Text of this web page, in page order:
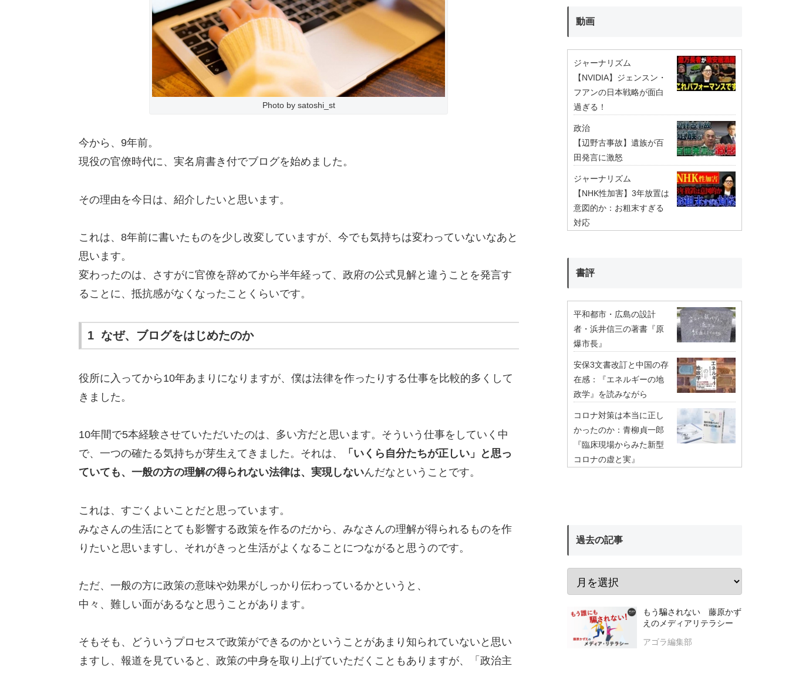
Photo by satoshi_st
今から、9年前。
現役の官僚時代に、実名肩書き付でブログを始めました。
その理由を今日は、紹介したいと思います。
これは、8年前に書いたものを少し改変していますが、今でも気持ちは変わっていないなあと
思います。
変わったのは、さすがに官僚を辞めてから半年経って、政府の公式見解と違うことを発言す
ることに、抵抗感がなくなったことくらいです。
1 なぜ、ブログをはじめたのか
役所に入ってから10年あまりになりますが、僕は法律を作ったりする仕事を比較的多くして
きました。
10年間で5本経験させていただいたのは、多い方だと思います。そういう仕事をしていく中
で、一つの確たる気持ちが芽生えてきました。それは、
「いくら自分たちが正しい」と思っ
ていても、一般の方の理解の得られない法律は、実現しないんだなということです。
これは、すごくよいことだと思っています。
みなさんの生活にとても影響する政策を作るのだから、みなさんの理解が得られるものを作
りたいと思いますし、それがきっと生活がよくなることにつながると思うのです。
ただ、一般の方に政策の意味や効果がしっかり伝わっているかというと、
中々、難しい面があるなと思うことがあります。
そもそも、どういうプロセスで政策ができるのかということがあまり知られていないと思い
ますし、報道を見ていると、政策の中身を取り上げていただくこともありますが、「政治主
動画
ジャーナリズム
【NVIDIA】ジェンスン・
フアンの日本戦略が面白
過ぎる！
政治
【辺野古事故】遺族が百
田発言に激怒
ジャーナリズム
【NHK性加害】3年放置は
意図的か：お粗末すぎる
対応
書評
平和都市・広島の設計
者・浜井信三の著書『原
爆市長』
安保3文書改訂と中国の存
在感：『エネルギーの地
政学』を読みながら
コロナ対策は本当に正し
かったのか：青柳貞一郎
『臨床現場からみた新型
コロナの虚と実』
過去の記事
もう騙されない 藤原かず
えのメディアリテラシー
アゴラ編集部